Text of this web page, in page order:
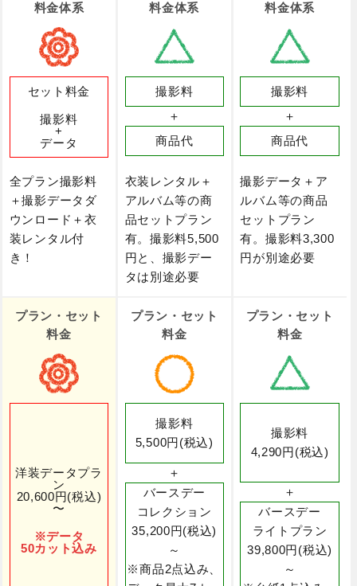
料金体系
セット料金
撮影料
+
データ
全プラン撮影料
＋撮影データダ
ウンロード＋衣
装レンタル付
き！
料金体系
撮影料
＋
商品代
衣装レンタル＋
アルバム等の商
品セットプラン
有。撮影料5,500
円と、撮影デー
タは別途必要
料金体系
撮影料
＋
商品代
撮影データ＋ア
ルバム等の商品
セットプラン
有。撮影料3,300
円が別途必要
プラン・セット
料金
洋装データプラ
ン
20,600円(税込)
〜
※データ
50カット込み
プラン・セット
料金
撮影料
5,500円(税込)
＋
バースデー
コレクション
35,200円(税込)
～
※商品2点込み、
プラン・セット
料金
撮影料
4,290円(税込)
＋
バースデー
ライトプラン
39,800円(税込)
～